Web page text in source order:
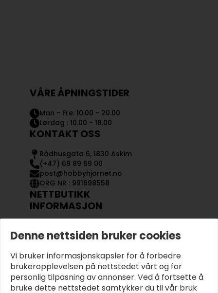
VÅRE ÅPNINGSTIDER
Man - Fre: 10.00 - 20.00
Lørdag : 10.00 - 18.00
KONTAKT OSS
Rådhusgata 6, 1830 Askim
(+47) 69 89 69 00
post@hobbyhjornet.no
ORG NR : 991698558
NETTBUTIKK
INFORMASJON
OM OSS
KJØPSVILKÅR OG BETINGELSER
PERSONVERN
Denne nettsiden bruker cookies
Vi bruker informasjonskapsler for å forbedre
brukeropplevelsen på nettstedet vårt og for
personlig tilpasning av annonser. Ved å fortsette å
bruke dette nettstedet samtykker du til vår bruk